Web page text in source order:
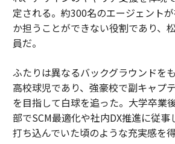
定される。約300名のエージェント
か担うことができない役割であり、
員だ。
ふたりは異なるバックグラウンドを
高校球児であり、強豪校で副キャプ
を目指して白球を追った。大学卒業
部でSCM最適化や社内DX推進に従
打ち込んでいた頃のような充実感を